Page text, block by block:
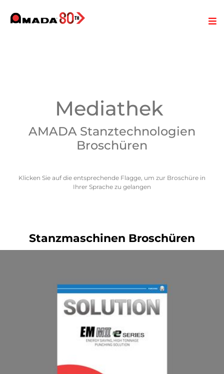
Mediathek
AMADA Stanztechnologien
Broschüren
Klicken Sie auf die entsprechende Flagge, um zur Broschüre in
Ihrer Sprache zu gelangen
Stanzmaschinen Broschüren